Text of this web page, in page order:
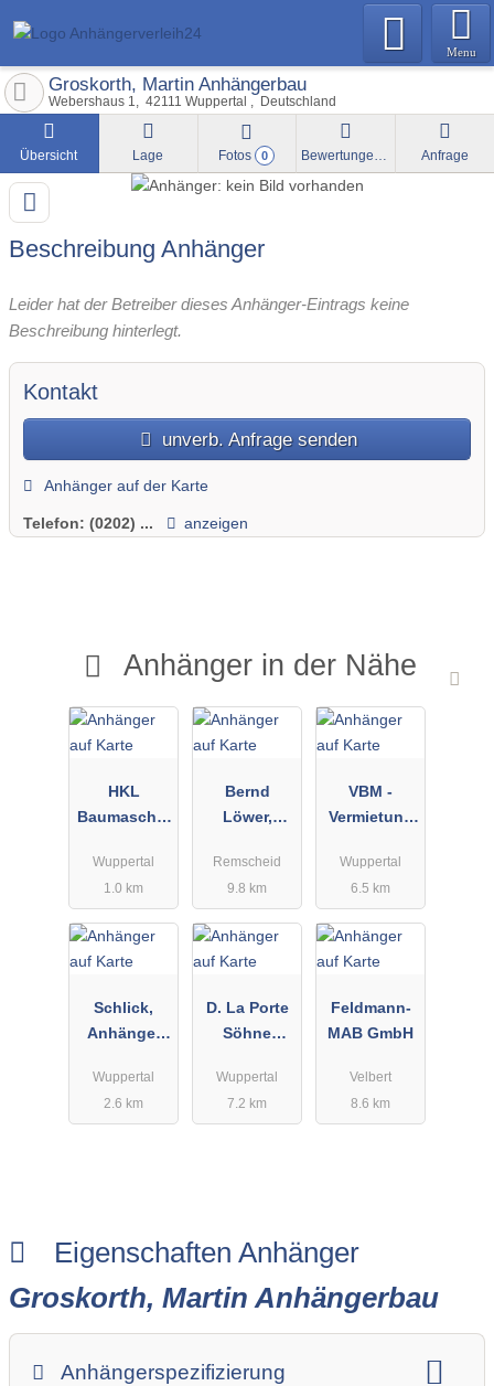
Menu
Groskorth, Martin Anhängerbau
Webershaus 1 42111 Wuppertal Deutschland
Übersicht Lage Fotos 0 Bewertungen Anfrage
Beschreibung Anhänger
Leider hat der Betreiber dieses Anhänger-Eintrags keine
Beschreibung hinterlegt.
Kontakt
unverb. Anfrage senden
Anhänger auf der Karte
Telefon: (0202) ... anzeigen
Anhänger in der Nähe
HKL
Baumaschin
Center
Wuppertal
Wuppertal
1.0 km
Bernd
Löwer,
mietung
Remscheid
9.8 km
VBM -
Vermietung
Baugeräten
und
Wuppertal
6.5 km
Schlick,
Anhänger
Anhängerser
vice
Wuppertal
2.6 km
D. La Porte
Söhne
Schlosserei
Wuppertal
7.2 km
Feldmann-
MAB GmbH
Velbert
8.6 km
Eigenschaften Anhänger
Groskorth, Martin Anhängerbau
Anhängerspezifizierung